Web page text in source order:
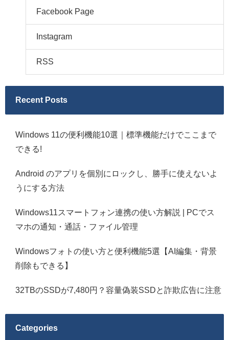
Facebook Page
Instagram
RSS
Recent Posts
Windows 11の便利機能10選｜標準機能だけでここまで
できる!
Android のアプリを個別にロックし、勝手に使えないよ
うにする方法
Windows11スマートフォン連携の使い方解説 | PCでス
マホの通知・通話・ファイル管理
Windowsフォトの使い方と便利機能5選【AI編集・背景
削除もできる】
32TBのSSDが7,480円？容量偽装SSDと詐欺広告に注意
Categories